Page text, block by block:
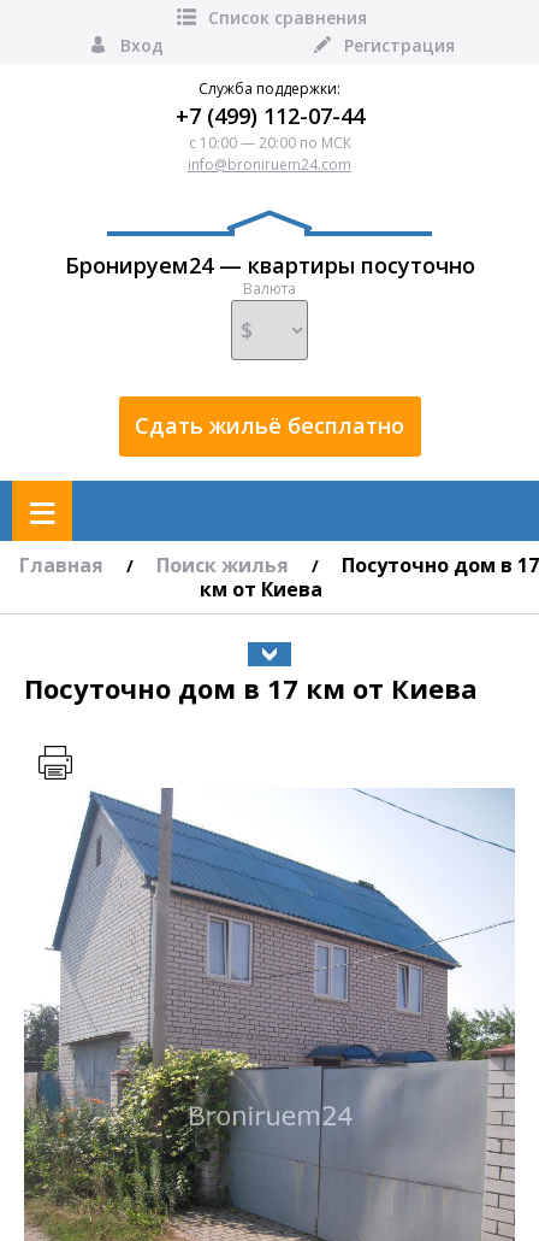
Список сравнения
Вход
Регистрация
Служба поддержки:
+7 (499) 112-07-44
с 10:00 — 20:00 по МСК
info@broniruem24.com
Бронируем24 — квартиры посуточно
Валюта
Сдать жильё бесплатно
≡
Главная / Поиск жилья /
Посуточно дом в 17
км от Киева
Посуточно дом в 17 км от Киева